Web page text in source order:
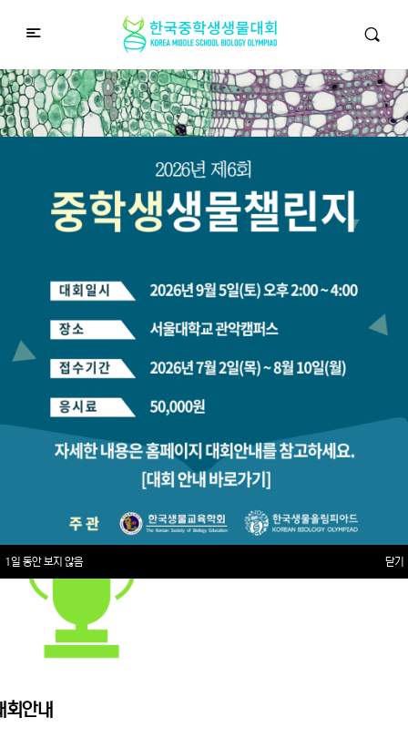
중학생생물챌린지
Middle School Korea Biology Olympiad
2026 대회 접수 안내
회안내
1일 동안 보지 않음 닫기